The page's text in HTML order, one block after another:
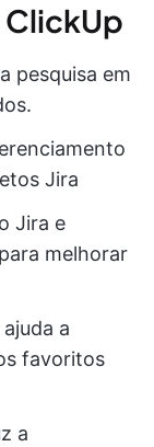
ClickUp
pesquisa em
Jira
Jira e
melhorar
a
favoritos
a